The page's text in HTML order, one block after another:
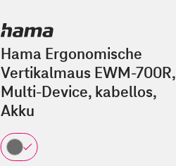
Hama Ergonomische
Vertikalmaus EWM-700R,
Multi-Device, kabellos,
Akku